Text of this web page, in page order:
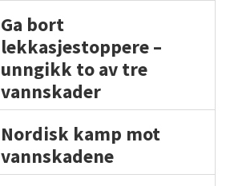
Ga bort
lekkasjestoppere –
unngikk to av tre
vannskader
Nordisk kamp mot
vannskadene